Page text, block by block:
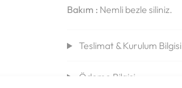
Bakım : Nemli bezle siliniz.
Teslimat & Kurulum Bilgisi
Ödeme Bilgisi